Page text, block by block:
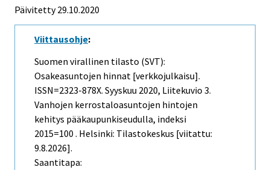
Päivitetty 29.10.2020
Viittausohje:
Suomen virallinen tilasto (SVT):
Osakeasuntojen hinnat [verkkojulkaisu].
ISSN=2323-878X. Syyskuu 2020, Liitekuvio 3.
Vanhojen kerrostaloasuntojen hintojen
kehitys pääkaupunkiseudulla, indeksi
2015=100 . Helsinki: Tilastokeskus [viitattu:
9.8.2026].
Saantitapa: